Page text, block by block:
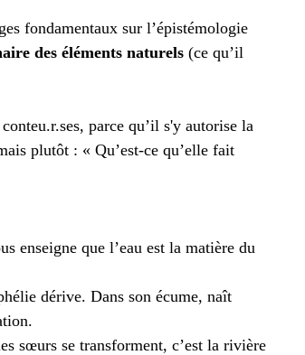
fondamentaux sur l’épistémologie
des éléments naturels (ce qu’il
conteu.r.ses, parce qu’il s'y autorise la
plutôt : « Qu’est-ce qu’elle fait
enseigne que l’eau est la matière du
dérive. Dans son écume, naît
sœurs se transforment, c’est la rivière